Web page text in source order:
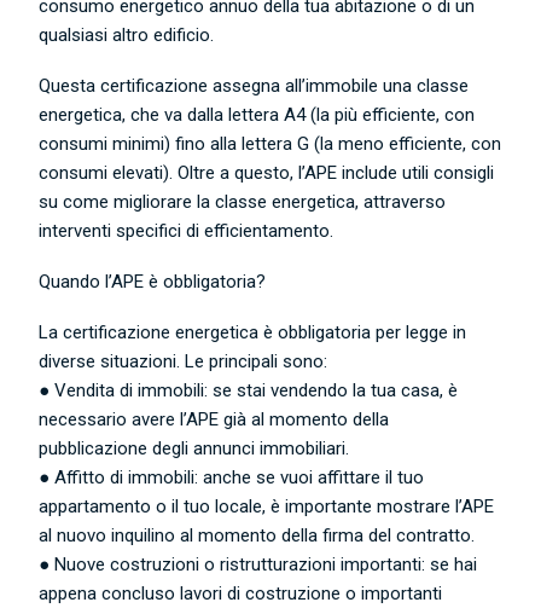
consumo energetico annuo della tua abitazione o di un
qualsiasi altro edificio.
Questa certificazione assegna all’immobile una classe
energetica, che va dalla lettera A4 (la più efficiente, con
consumi minimi) fino alla lettera G (la meno efficiente, con
consumi elevati). Oltre a questo, l’APE include utili consigli
su come migliorare la classe energetica, attraverso
interventi specifici di efficientamento.
Quando l’APE è obbligatoria?
La certificazione energetica è obbligatoria per legge in
diverse situazioni. Le principali sono:
● Vendita di immobili: se stai vendendo la tua casa, è
necessario avere l’APE già al momento della
pubblicazione degli annunci immobiliari.
● Affitto di immobili: anche se vuoi affittare il tuo
appartamento o il tuo locale, è importante mostrare l’APE
al nuovo inquilino al momento della firma del contratto.
● Nuove costruzioni o ristrutturazioni importanti: se hai
appena concluso lavori di costruzione o importanti